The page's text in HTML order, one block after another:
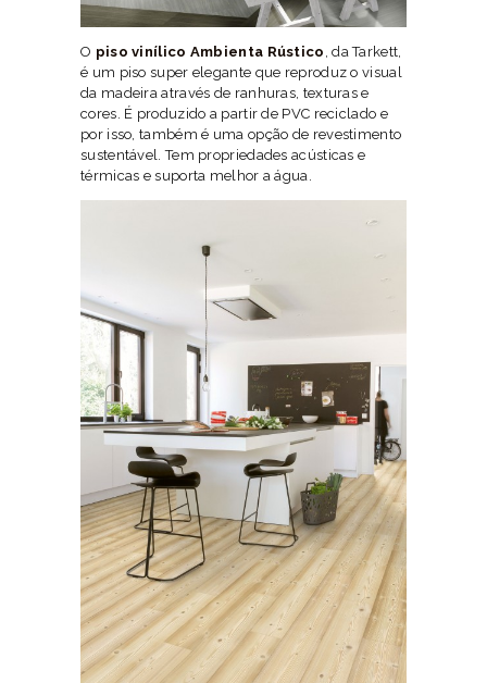
O piso vinílico Ambienta Rústico , da Tarkett,
é um piso super elegante que reproduz o visual
da madeira através de ranhuras, texturas e
cores. É produzido a partir de PVC reciclado e
por isso, também é uma opção de revestimento
sustentável. Tem propriedades acústicas e
térmicas e suporta melhor a água.